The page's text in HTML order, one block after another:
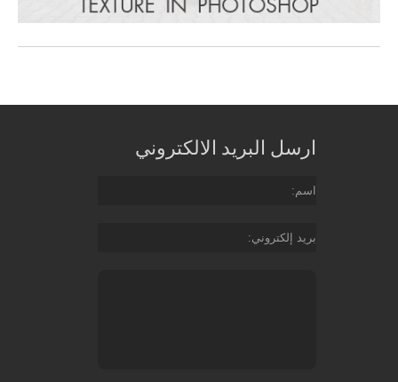
ارسل البريد الالكتروني
اسم
بريد إلكتروني